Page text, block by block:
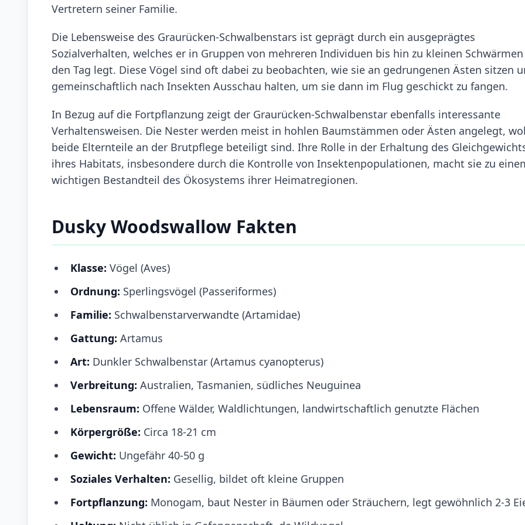
Vertretern seiner Familie.
Die Lebensweise des Graurücken-Schwalbenstars ist geprägt durch ein ausgeprägtes
Sozialverhalten, welches er in Gruppen von mehreren Individuen bis hin zu kleinen
den Tag legt. Diese Vögel sind oft dabei zu beobachten, wie sie an gedrungenen Ästen sitzen
gemeinschaftlich nach Insekten Ausschau halten, um sie dann im Flug geschickt zu fangen.
In Bezug auf die Fortpflanzung zeigt der Graurücken-Schwalbenstar ebenfalls interessante
Verhaltensweisen. Die Nester werden meist in hohlen Baumstämmen oder Ästen angelegt,
beide Elternteile an der Brutpflege beteiligt sind. Ihre Rolle in der Erhaltung des
ihres Habitats, insbesondere durch die Kontrolle von Insektenpopulationen, macht sie zu
wichtigen Bestandteil des Ökosystems ihrer Heimatregionen.
Dusky Woodswallow Fakten
Klasse: Vögel (Aves)
Ordnung: Sperlingsvögel (Passeriformes)
Familie: Schwalbenstarverwandte (Artamidae)
Gattung: Artamus
Art: Dunkler Schwalbenstar (Artamus cyanopterus)
Verbreitung: Australien, Tasmanien, südliches Neuguinea
Lebensraum: Offene Wälder, Waldlichtungen, landwirtschaftlich genutzte Flächen
Körpergröße: Circa 18-21 cm
Gewicht: Ungefähr 40-50 g
Soziales Verhalten: Gesellig, bildet oft kleine Gruppen
Fortpflanzung: Monogam, baut Nester in Bäumen oder Sträuchern, legt gewöhnlich 2-3